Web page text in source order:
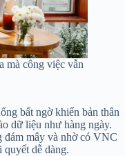
mà công việc vẫn
bất ngờ khiến bản thân
dữ liệu như hàng ngày.
đám mây và nhờ có VNC
dễ dàng.